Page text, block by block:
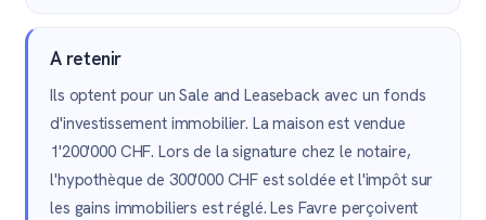
A retenir
Ils optent pour un Sale and Leaseback avec un fonds
d'investissement immobilier. La maison est vendue
1'200'000 CHF. Lors de la signature chez le notaire,
l'hypothèque de 300'000 CHF est soldée et l'impôt sur
les gains immobiliers est réglé. Les Favre perçoivent